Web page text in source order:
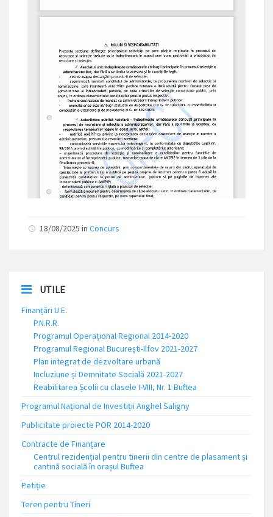
18/08/2025 in Concurs
UTILE
Finanțări U.E.
P.N.R.R.
Programul Operațional Regional 2014-2020
Programul Regional București-Ilfov 2021-2027
Plan integrat de dezvoltare urbană
Incluziune și Demnitate Socială 2021-2027
Reabilitarea Școlii cu clasele I-VIII, Nr. 1 Buftea
Programul Național de Investiții Anghel Saligny
Publicitate proiecte POR 2014-2020
Contracte de Finanțare
Centrul rezidențial pentru tinerii din centre de plasament și
cantină socială în orașul Buftea
Petiție
Teren pentru Tineri